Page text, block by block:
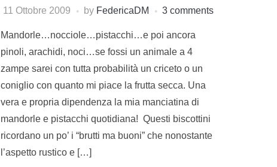
11 Ottobre 2009 by FedericaDM 3 comments
Mandorle…nocciole…pistacchi…e poi ancora
pinoli, arachidi, noci…se fossi un animale a 4
zampe sarei con tutta probabilità un criceto o un
coniglio con quanto mi piace la frutta secca. Una
vera e propria dipendenza la mia manciatina di
mandorle e pistacchi quotidiana! Questi biscottini
ricordano un po’ i “brutti ma buoni” che nonostante
l’aspetto rustico e […]